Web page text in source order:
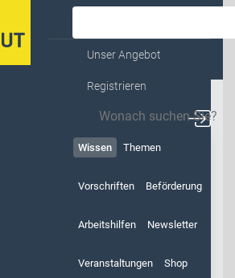
Unser Angebot
Registrieren
Wissen Themen
Vorschriften Beförderung
Arbeitshilfen Newsletter
Veranstaltungen Shop